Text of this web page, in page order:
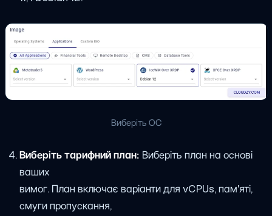
Виберіть ОС
Виберіть тарифний план: Виберіть план на основі
ваших
вимог. План включає варіанти для vCPUs, пам'яті,
смуги пропускання,